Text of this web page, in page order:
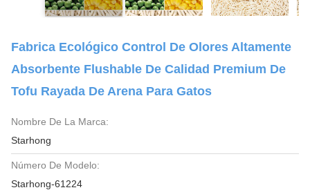
Fabrica Ecológico Control De Olores Altamente
Absorbente Flushable De Calidad Premium De
Tofu Rayada De Arena Para Gatos
Nombre De La Marca:
Starhong
Número De Modelo:
Starhong-61224